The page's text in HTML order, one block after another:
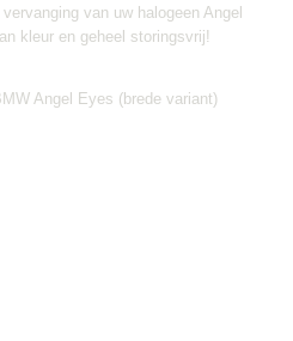
van uw halogeen Angel
kleur en geheel storingsvrij!
Angel Eyes (brede variant)